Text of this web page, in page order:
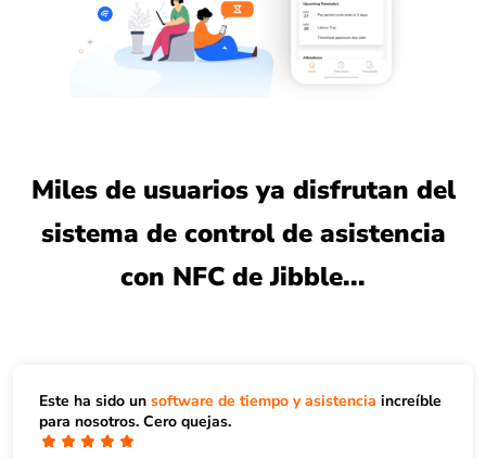
Miles de usuarios ya disfrutan del
sistema de control de asistencia
con NFC de Jibble...
Este ha sido un software de tiempo y asistencia increíble
para nosotros. Cero quejas.